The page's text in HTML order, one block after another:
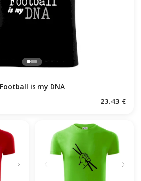
Football is my DNA
23.43 €